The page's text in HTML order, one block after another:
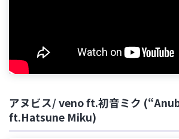
アヌビス/ veno ft.初音ミク
ft.Hatsune Miku)